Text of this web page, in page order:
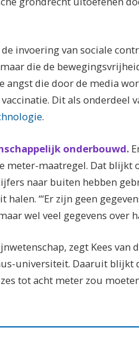
invoering van sociale
maar die de
angst die door de media
Dit als onderdeel
.
onderbouwd.
meter-maatregel. Dat blijkt
naar buiten hebben
“‘Er zijn geen
wel veel gegevens over
zegt Kees
universiteit. Daaruit blijkt
tot acht meter zou